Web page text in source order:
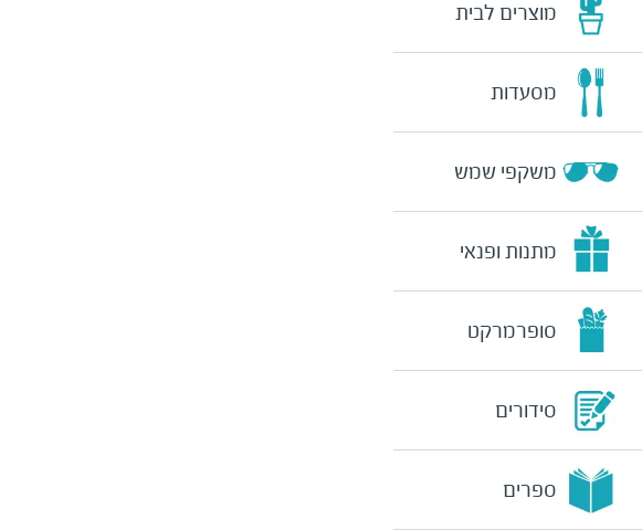
מוצרים לבית
מסעדות
משקפי שמש
מתנות ופנאי
סופרמרקט
סידורים
ספרים